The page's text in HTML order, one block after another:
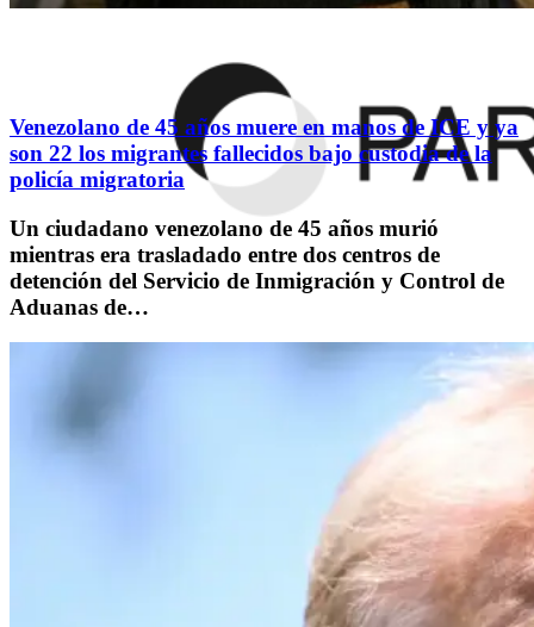
Venezolano de 45 años muere en manos de ICE y ya
son 22 los migrantes fallecidos bajo custodia de la
policía migratoria
Un ciudadano venezolano de 45 años murió
mientras era trasladado entre dos centros de
detención del Servicio de Inmigración y Control de
Aduanas de…